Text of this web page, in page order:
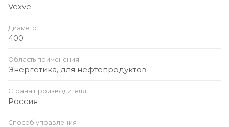
Vexve
Диаметр
400
Область применения
Энергетика, для нефтепродуктов
Страна производителя
Россия
Способ управления